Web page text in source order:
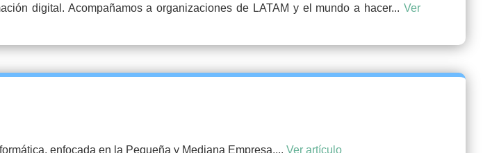
digital. Acompañamos a organizaciones de LATAM y el mundo a hacer... Ver
enfocada en la Pequeña y Mediana Empresa,... Ver artículo